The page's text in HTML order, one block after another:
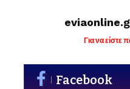
Για να είστε
Facebook